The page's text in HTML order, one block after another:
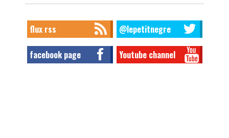
flux rss @lepetitnegre
facebook page Youtube channel